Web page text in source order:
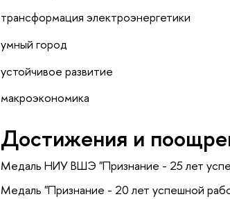
трансформация электроэнергетики
умный город
устойчивое развитие
макроэкономика
Достижения и
Медаль НИУ ВШЭ "Признание - 25 лет
Медаль "Признание - 20 лет успешной